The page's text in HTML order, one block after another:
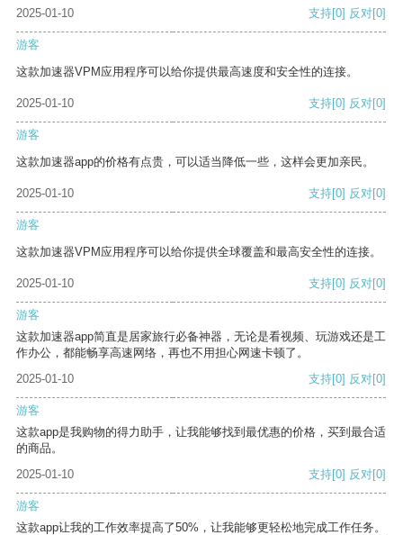
2025-01-10 支持[0] 反对[0]
游客
这款加速器VPM应用程序可以给你提供最高速度和安全性的连接。
2025-01-10 支持[0] 反对[0]
游客
这款加速器app的价格有点贵，可以适当降低一些，这样会更加亲民。
2025-01-10 支持[0] 反对[0]
游客
这款加速器VPM应用程序可以给你提供全球覆盖和最高安全性的连接。
2025-01-10 支持[0] 反对[0]
游客
这款加速器app简直是居家旅行必备神器，无论是看视频、玩游戏还是工
作办公，都能畅享高速网络，再也不用担心网速卡顿了。
2025-01-10
支持[0] 反对[0]
游客
这款app是我购物的得力助手，让我能够找到最优惠的价格，买到最合适
的商品。
2025-01-10
支持[0] 反对[0]
游客
这款app让我的工作效率提高了50%，让我能够更轻松地完成工作任务。